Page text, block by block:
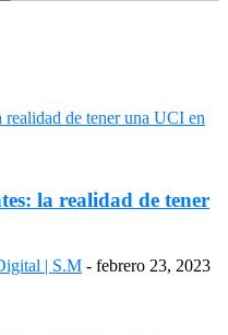
la realidad de tener
| S.M - febrero 23, 2023